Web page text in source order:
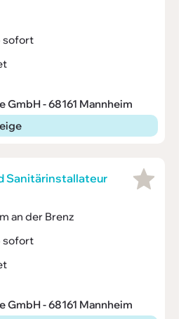
sofort
GmbH - 68161 Mannheim
Sani­tärin­stal­la­teur
an der Brenz
sofort
GmbH - 68161 Mannheim